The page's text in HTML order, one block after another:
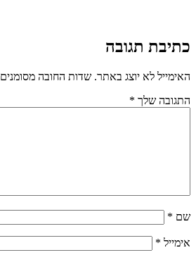
כתיבת תגובה
האימייל לא יוצג באתר. שדות החובה מסומנים
התגובה שלך *
שם *
אימייל *